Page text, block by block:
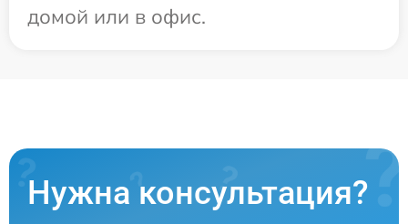
домой или в офис.
Нужна консультация?